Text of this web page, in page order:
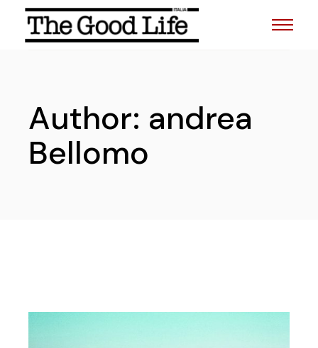
Author: andrea
Bellomo